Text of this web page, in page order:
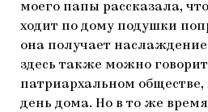
моего папы рассказала,
ходит по дому подушки
она получает
здесь также можно
патриархальном
день дома. Но в то же